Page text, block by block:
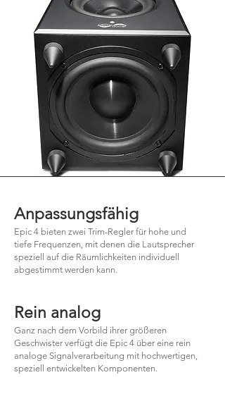
Anpassungsfähig
Epic 4 bieten zwei Trim-Regler für hohe und
tiefe Frequenzen, mit denen die Lautsprecher
speziell auf die Räumlichkeiten individuell
abgestimmt werden kann.
Rein analog
Ganz nach dem Vorbild ihrer größeren
Geschwister verfügt die Epic 4 über eine rein
analoge Signalverarbeitung mit hochwertigen,
speziell entwickelten Komponenten.